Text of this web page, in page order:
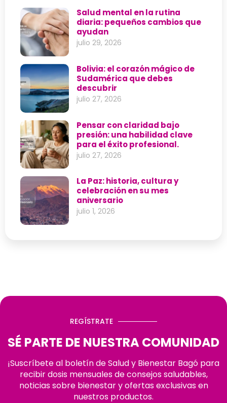
Salud mental en la rutina
diaria: pequeños cambios que
ayudan
julio 29, 2026
Bolivia: el corazón mágico de
Sudamérica que debes
descubrir
julio 27, 2026
Pensar con claridad bajo
presión: una habilidad clave
para el éxito profesional.
julio 27, 2026
La Paz: historia, cultura y
celebración en su mes
aniversario
julio 1, 2026
REGÍSTRATE
SÉ PARTE DE NUESTRA COMUNIDAD
¡Suscríbete al boletín de Salud y Bienestar Bagó para
recibir dosis mensuales de consejos saludables,
noticias sobre bienestar y ofertas exclusivas en
nuestros productos.